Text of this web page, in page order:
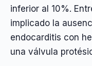
inferior al 10%.
implicado la
endocarditis con
una válvula